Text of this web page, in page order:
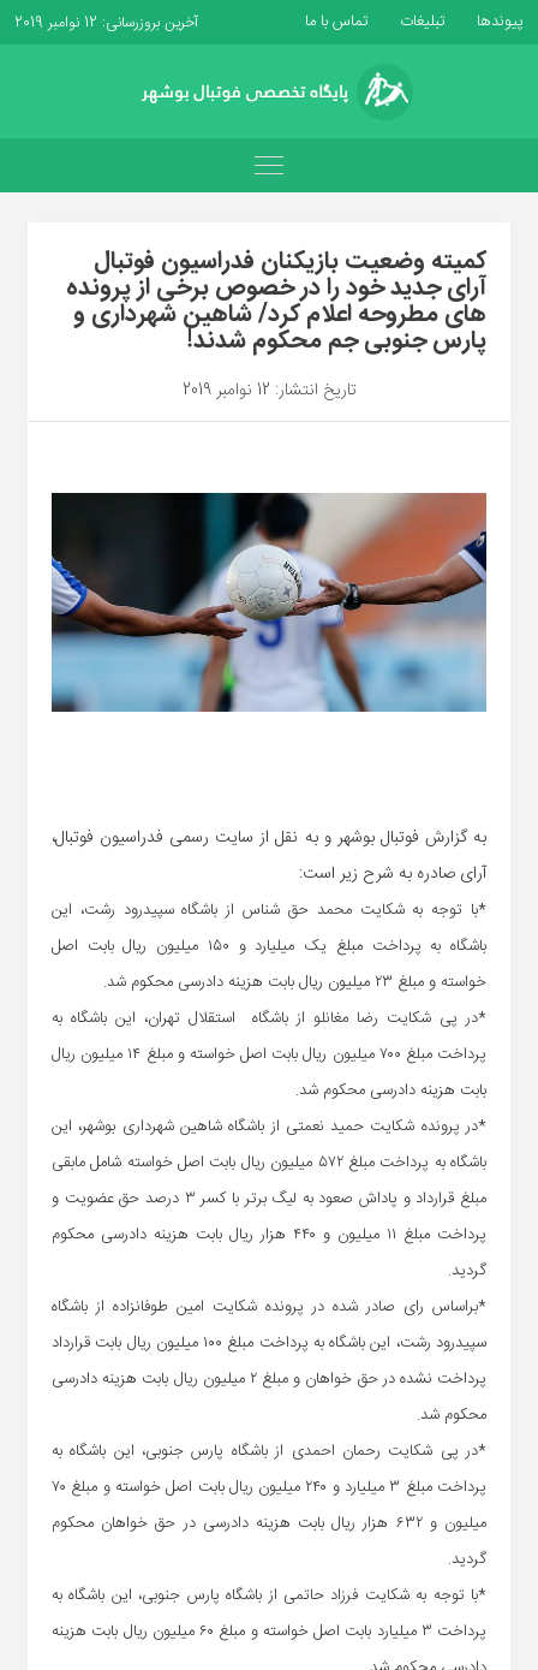
پیوندها تبلیغات تماس با ما آخرین بروزرسانی: 12 نوامبر 2019
کمیته وضعیت بازیکنان فدراسیون فوتبال
آرای جدید خود را در خصوص برخی از پرونده
های مطروحه اعلام کرد/ شاهین شهرداری و
پارس جنوبی جم محکوم شدند!
تاریخ انتشار: 12 نوامبر 2019
به گزارش فوتبال بوشهر و به نقل از سایت رسمی فدراسیون فوتبال،
آرای صادره به شرح زیر است:
*با توجه به شکایت محمد حق شناس از باشگاه سپیدرود رشت، این
باشگاه به پرداخت مبلغ یک میلیارد و ۱۵۰ میلیون ریال بابت اصل
خواسته و مبلغ ۲۳ میلیون ریال بابت هزینه دادرسی محکوم شد.
*در پی شکایت رضا مغانلو از باشگاه استقلال تهران، این باشگاه به
پرداخت مبلغ ۷۰۰ میلیون ریال بابت اصل خواسته و مبلغ ۱۴ میلیون ریال
بابت هزینه دادرسی محکوم شد.
*در پرونده شکایت حمید نعمتی از باشگاه شاهین شهرداری بوشهر، این
باشگاه به پرداخت مبلغ ۵۷۲ میلیون ریال بابت اصل خواسته شامل مابقی
مبلغ قرارداد و پاداش صعود به لیگ برتر با کسر ۳ درصد حق عضویت و
پرداخت مبلغ ۱۱ میلیون و ۴۴۰ هزار ریال بابت هزینه دادرسی محکوم
گردید.
*براساس رای صادر شده در پرونده شکایت امین طوفانزاده از باشگاه
سپیدرود رشت، این باشگاه به پرداخت مبلغ ۱۰۰ میلیون ریال بابت قرارداد
پرداخت نشده در حق خواهان و مبلغ ۲ میلیون ریال بابت هزینه دادرسی
محکوم شد.
*در پی شکایت رحمان احمدی از باشگاه پارس جنوبی، این باشگاه به
پرداخت مبلغ ۳ میلیارد و ۲۴۰ میلیون ریال بابت اصل خواسته و مبلغ ۷۰
میلیون و ۶۳۲ هزار ریال بابت هزینه دادرسی در حق خواهان محکوم
گردید.
*با توجه به شکایت فرزاد حاتمی از باشگاه پارس جنوبی، این باشگاه به
پرداخت ۳ میلیارد بابت اصل خواسته و مبلغ ۶۰ میلیون ریال بابت هزینه